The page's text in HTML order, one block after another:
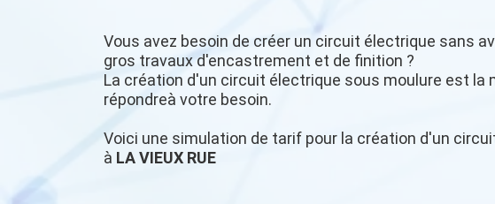
Vous avez besoin de créer un circuit électrique sans
gros travaux d'encastrement et de finition ?
La création d'un circuit électrique sous moulure est la
répondreà votre besoin.
Voici une simulation de tarif pour la création d'un
à LA VIEUX RUE